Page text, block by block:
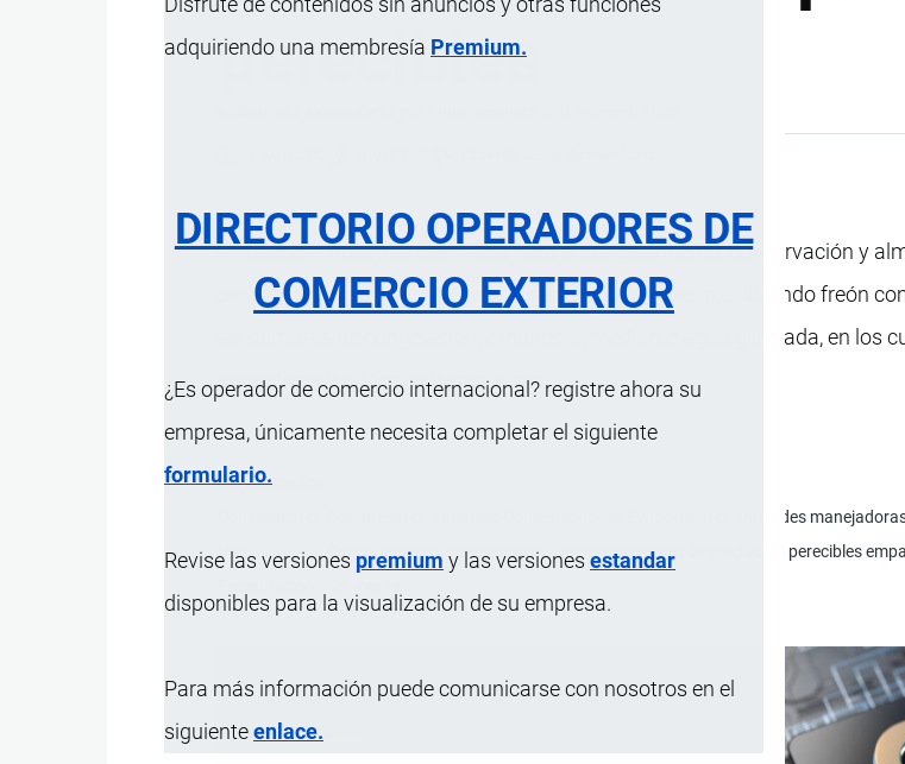
adquiriendo una membresía Premium.
DIRECTORIO OPERADORES DE
COMERCIO EXTERIOR
¿Es operador de comercio internacional? registre ahora su
empresa, únicamente necesita completar el siguiente
formulario.
Revise las versiones premium y las versiones estandar
disponibles para la visualización de su empresa.
Para más información puede comunicarse con nosotros en el
siguienteenlace.
perecibles
Instalación industrial destinada para el congelamiento, conservación y
perecibles, integra tecnologías de refrigeración directa, utilizando freón
las cámaras de congelación, e indirecta, mediante agua glicolada, en los
específicas de tránsito de personas.
Característica
Compresores; Tanques; Condensadores; Evaporadores; Unidades
Uso
Congelamiento, conservación y almacenamiento de productos perecibles